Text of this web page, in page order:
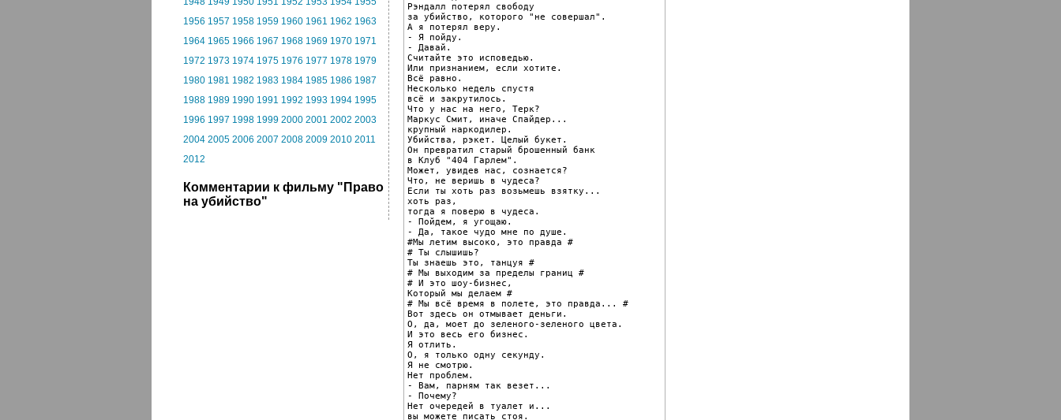
1956 1957 1958 1959 1960 1961 1962 1963
1964 1965 1966 1967 1968 1969 1970 1971
1972 1973 1974 1975 1976 1977 1978 1979
1980 1981 1982 1983 1984 1985 1986 1987
1988 1989 1990 1991 1992 1993 1994 1995
1996 1997 1998 1999 2000 2001 2002 2003
2004 2005 2006 2007 2008 2009 2010 2011
2012
Комментарии к фильму "Право
на убийство"
Рэндалл потерял свободу
за убийство, которого "не совершал".
А я потерял веру.
- Я пойду.
- Давай.
Считайте это исповедью.
Или признанием, если хотите.
Всё равно.
Несколько недель спустя
всё и закрутилось.
Что у нас на него, Терк?
Маркус Смит, иначе Спайдер...
крупный наркодилер.
Убийства, рэкет. Целый букет.
Он превратил старый брошенный банк
в Клуб "404 Гарлем".
Может, увидев нас, сознается?
Что, не веришь в чудеса?
Если ты хоть раз возьмешь взятку...
хоть раз,
тогда я поверю в чудеса.
- Пойдем, я угощаю.
- Да, такое чудо мне по душе.
#Мы летим высоко, это правда #
# Ты слышишь?
Ты знаешь это, танцуя #
# Мы выходим за пределы границ #
# И это шоу-бизнес,
Который мы делаем #
# Мы всё время в полете, это правда... #
Вот здесь он отмывает деньги.
О, да, моет до зеленого-зеленого цвета.
И это весь его бизнес.
Я отлить.
О, я только одну секунду.
Я не смотрю.
Нет проблем.
- Вам, парням так везет...
- Почему?
Нет очередей в туалет и...
вы можете писать стоя.